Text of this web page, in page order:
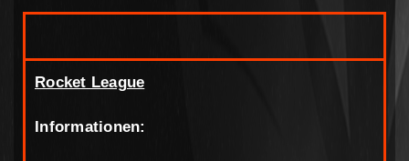
Rocket League
Informationen: